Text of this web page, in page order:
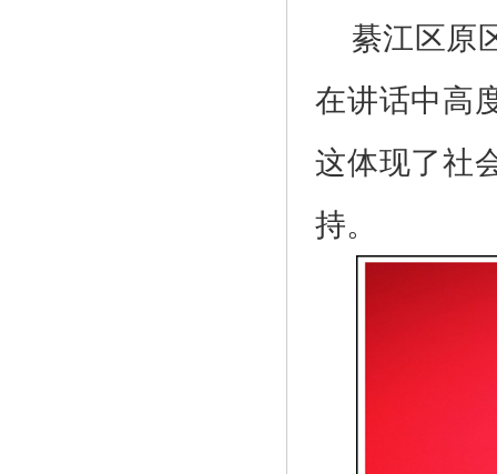
綦江区原
在讲话中高
这体现了社
持。